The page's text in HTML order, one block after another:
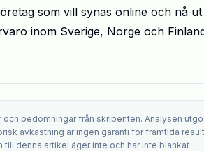
som vill synas online och nå
inom Sverige, Norge och
bedömningar från skribenten. Analysen
avkastning är ingen garanti för framtida
denna artikel äger inte och har inte blankat